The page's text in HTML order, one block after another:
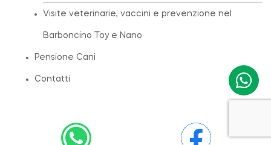
Visite veterinarie, vaccini e prevenzione nel
Barboncino Toy e Nano
Pensione Cani
Contatti